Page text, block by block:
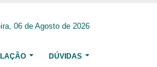
06 de Agosto de 2026
DÚVIDAS